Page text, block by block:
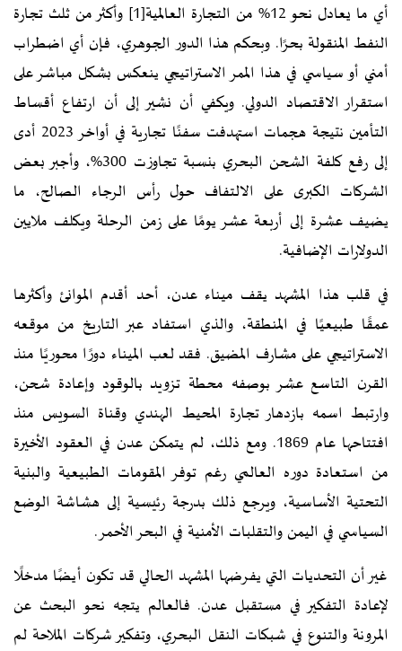
أي ما يعادل نحو 12% من التجارة العالمية
[1]
وأكثر من ثلث تجارة
النفط المنقولة بحرًا. وبحكم هذا الدور الجوهري، فإن أي اضطراب
أمني أو سياسي في هذا الممر الاستراتيجي ينعكس بشكل مباشر على
استقرار الاقتصاد الدولي. ويكفي أن نشير إلى أن ارتفاع أقساط
التأمين نتيجة هجمات استهدفت سفنًا تجارية في أواخر 2023 أدى
إلى رفع كلفة الشحن البحري بنسبة تجاوزت 300%، وأجبر بعض
الشركات الكبرى على الالتفاف حول رأس الرجاء الصالح، ما
يضيف عشرة إلى أربعة عشر يومًا على زمن الرحلة ويكلف ملايين
الدولارات الإضافية.
في قلب هذا المشهد يقف ميناء عدن، أحد أقدم الموانئ وأكثرها
عمقًا طبيعيًا في المنطقة، والذي استفاد عبر التاريخ من موقعه
الاستراتيجي على مشارف المضيق. فقد لعب الميناء دورًا محوريًا منذ
القرن التاسع عشر بوصفه محطة تزويد بالوقود وإعادة شحن،
وارتبط اسمه بازدهار تجارة المحيط الهندي وقناة السويس منذ
افتتاحها عام 1869. ومع ذلك، لم يتمكن عدن في العقود الأخيرة
من استعادة دوره العالمي رغم توفر المقومات الطبيعية والبنية
التحتية الأساسية، ويرجع ذلك بدرجة رئيسية إلى هشاشة الوضع
السياسي في اليمن والتقلبات الأمنية في البحر الأحمر.
غير أن التحديات التي يفرضها المشهد الحالي قد تكون أيضًا مدخلًا
لإعادة التفكير في مستقبل عدن. فالعالم يتجه نحو البحث عن
المرونة والتنوع في شبكات النقل البحري، وتفكير شركات الملاحة لم